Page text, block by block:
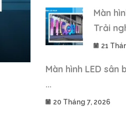
Màn
Trải
21
Màn hình LED sân
...
20 Tháng 7, 2026